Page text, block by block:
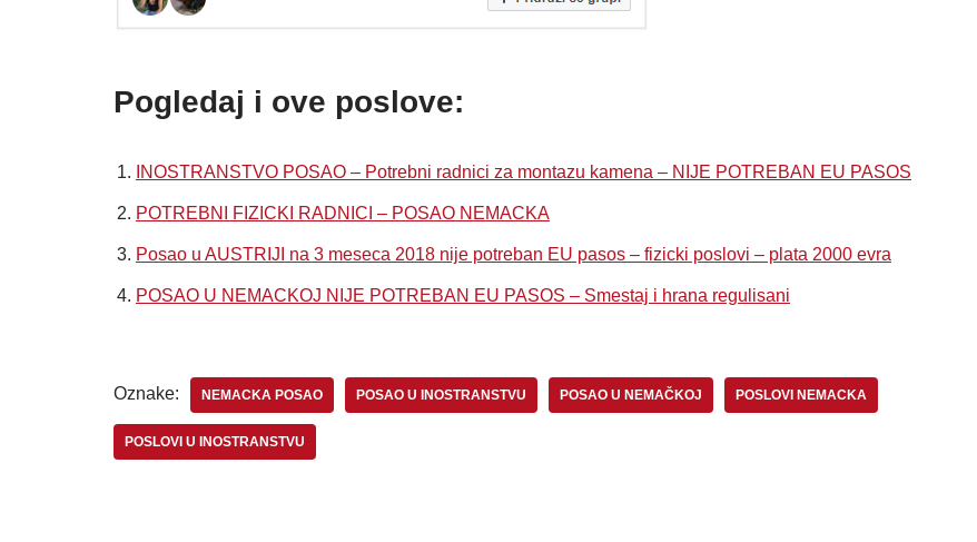
Pogledaj i ove poslove:
INOSTRANSTVO POSAO – Potrebni radnici za montazu kamena – NIJE POTREBAN EU PASOS
POTREBNI FIZICKI RADNICI – POSAO NEMACKA
Posao u AUSTRIJI na 3 meseca 2018 nije potreban EU pasos – fizicki poslovi – plata 2000 evra
POSAO U NEMACKOJ NIJE POTREBAN EU PASOS – Smestaj i hrana regulisani
Oznake: NEMACKA POSAO POSAO U INOSTRANSTVU POSAO U NEMAČKOJ POSLOVI NEMACKA
POSLOVI U INOSTRANSTVU